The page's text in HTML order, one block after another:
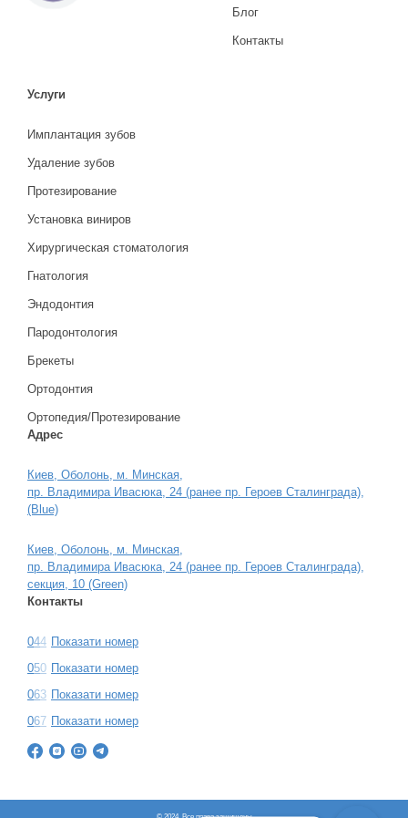
Блог
Контакты
Услуги
Имплантация зубов
Удаление зубов
Протезирование
Установка виниров
Хирургическая стоматология
Гнатология
Эндодонтия
Пародонтология
Брекеты
Ортодонтия
Ортопедия/Протезирование
Адрес
Киев, Оболонь, м. Минская,
пр. Владимира Ивасюка, 24 (ранее пр. Героев Сталинграда),
(Blue)
Киев, Оболонь, м. Минская,
пр. Владимира Ивасюка, 24 (ранее пр. Героев Сталинграда),
секция, 10 (Green)
Контакты
044 Показати номер
050 Показати номер
063 Показати номер
067 Показати номер